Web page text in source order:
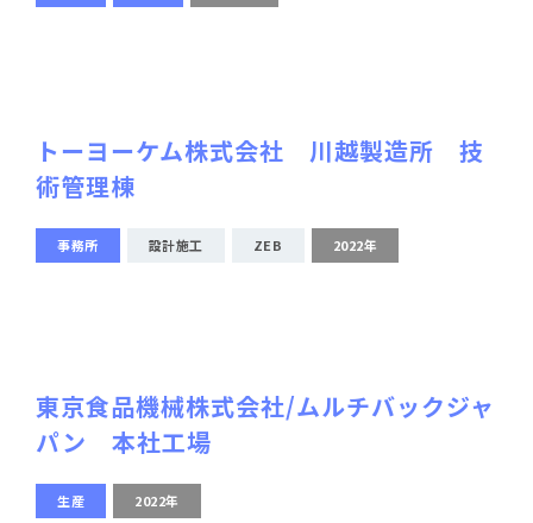
トーヨーケム株式会社 川越製造所 技
術管理棟
事務所 設計施工 ZEB 2022年
東京食品機械株式会社/ムルチバックジャ
パン 本社工場
生産 2022年